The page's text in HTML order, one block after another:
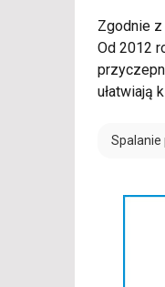
Zgodnie
Od 2012
ułatwiają
Spalanie